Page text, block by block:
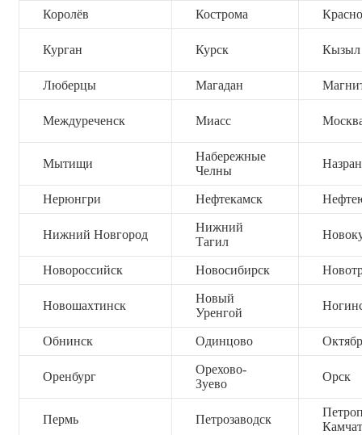
Королёв Кострома
Курган Курск Кызыл
Люберцы Магадан
Междуреченск Миасс
Мытищи
Набережные
Челны
Нерюнгри Нефтекамск
Нижний Новгород
Нижний
Тагил
Новороссийск Новосибирск
Новошахтинск
Новый
Уренгой
Обнинск Одинцово
Оренбург
Орехово-
Зуево
Орск
Пермь Петрозаводск